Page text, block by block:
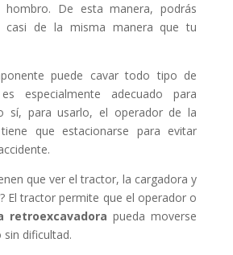
De esta manera, podrás
casi de la misma manera que tu
puede cavar todo tipo de
especialmente adecuado para
sí, para usarlo, el operador de la
que estacionarse para evitar
que ver el tractor, la cargadora y
El tractor permite que el operador o
retroexcavadora pueda moverse
dificultad.